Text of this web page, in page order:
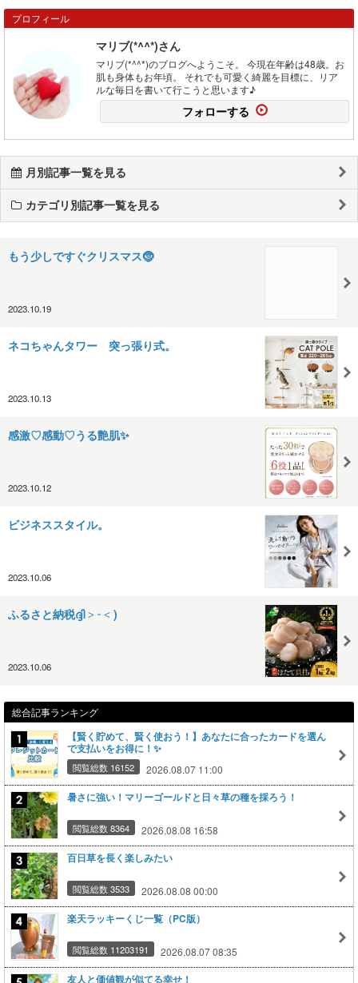
プロフィール
マリブ(*^^*)さん
マリブ(*^^*)のブログへようこそ。 今現在年齢は48歳。お
肌も身体もお年頃。 それでも可愛く綺麗を目標に、リア
ルな毎日を書いて行こうと思います♪
フォローする
月別記事一覧を見る
カテゴリ別記事一覧を見る
もう少しですぐクリスマス🤶
2023.10.19
ネコちゃんタワー 突っ張り式。
2023.10.13
感激♡感動♡うる艶肌✨️
2023.10.12
ビジネススタイル。
2023.10.06
ふるさと納税ദ്ദി ˃ ᵕ ˂ )
2023.10.06
総合記事ランキング
【賢く貯めて、賢く使おう！】あなたに合ったカードを選ん
で支払いをお得に！✨
閲覧総数 16152 2026.08.07 11:00
暑さに強い！マリーゴールドと日々草の種を採ろう！
閲覧総数 8364 2026.08.08 16:58
百日草を長く楽しみたい
閲覧総数 3533 2026.08.08 00:00
楽天ラッキーくじ一覧（PC版）
閲覧総数 11203191 2026.08.07 08:35
友人と価値観が似てる幸せ！